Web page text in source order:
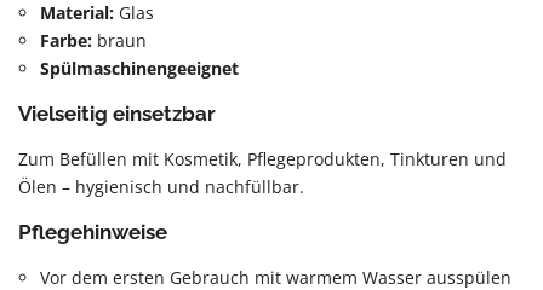
Material: Glas
Farbe: braun
Spülmaschinengeeignet
Vielseitig einsetzbar
Zum Befüllen mit Kosmetik, Pflegeprodukten, Tinkturen und
Ölen – hygienisch und nachfüllbar.
Pflegehinweise
Vor dem ersten Gebrauch mit warmem Wasser ausspülen